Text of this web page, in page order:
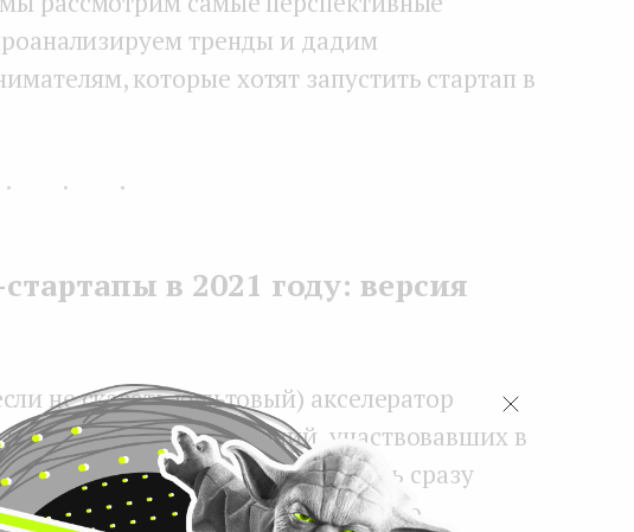
тренды и дадим
которые хотят запустить стартап в
...
в 2021 году: версия
не сказать культовый) акселератор
лучших компаний, участвовавших в
В 2021 году в рейтинге оказались сразу
недвижимости: они не только